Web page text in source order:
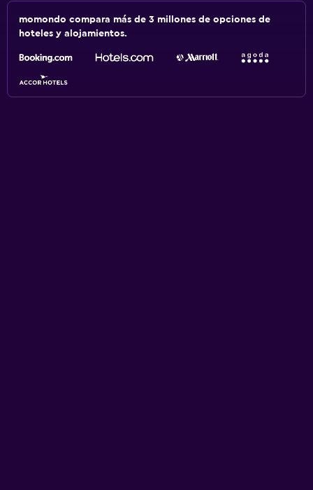
momondo compara más de 3 millones de opciones de
hoteles y alojamientos.